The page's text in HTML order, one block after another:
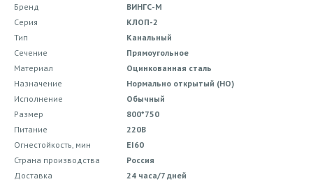
Бренд
ВИНГС-М
Серия
КЛОП-2
Тип
Канальный
Сечение
Прямоугольное
Материал
Оцинкованная сталь
Назначение
Нормально открытый (НО)
Исполнение
Обычный
Размер
800*750
Питание
220В
Огнестойкость, мин
EI60
Страна производства
Россия
Доставка
24 часа/7 дней